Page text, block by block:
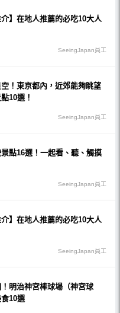
介】在地人推薦的必吃10大人
SeeingJapan員工
！東京都內，近郊能夠眺望
10選！
SeeingJapan員工
點16選！一起看、聽、觸摸
SeeingJapan員工
介】在地人推薦的必吃10大人
SeeingJapan員工
明治神宮棒球場（神宮球
10選